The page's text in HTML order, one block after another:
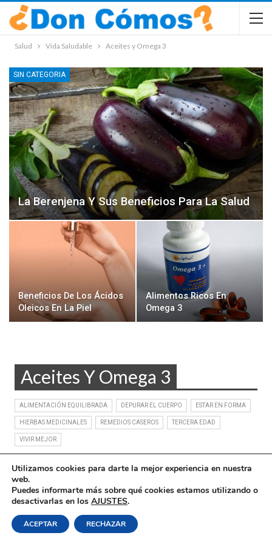
Salud Vida Saludable Aceites y Omega 3
SIN CATEGORIA
La Berenjena Y Sus Beneficios Para La Salud
Beneficios De Los Ácidos
Oleicos En La Piel
Alimentos Ricos En
Omega 3
Aceites Y Omega 3
ALIMENTACIÓN EQUILIBRADA DEPURAR EL CUERPO ESTAR EN FORMA
HIERBAS MEDICINALES REMEDIOS CASEROS TERCERA EDAD
VIVIR MEJOR
Condiciones Legales
Contacto
Utilizamos cookies para darte la mejor experiencia en nuestra
web.
Puedes informarte más sobre qué cookies estamos utilizando o
desactivarlas en los AJUSTES.
ACEPTAR RECHAZAR